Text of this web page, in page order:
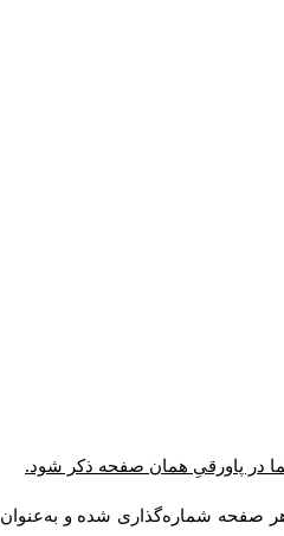
در پاورقیِ همان صفحه ذکر شود.
هر صفحه شماره‌گذاری شده و